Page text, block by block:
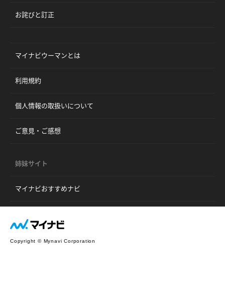
お詫びと訂正
マイナビウーマンとは
利用規約
個人情報の取扱いについて
ご意見・ご感想
姉妹サイト
マイナビおすすめナビ
Copyright © Mynavi Corporation